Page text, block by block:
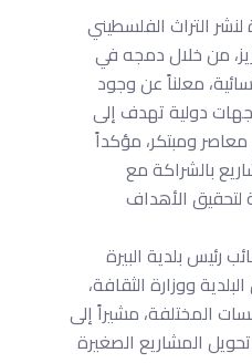
لنشر التراث الفلسطيني
من خلال دمجه في
معلناً عن وجود
دولية تهدف إلى
معاصر ومبتكر، مؤكداً
بالشراكة مع
لتحقيق الأهداف
رئيس بلدية البيرة
ووزارة الثقافة،
المختلفة، مشيراً إلى
المشاريع الصغيرة